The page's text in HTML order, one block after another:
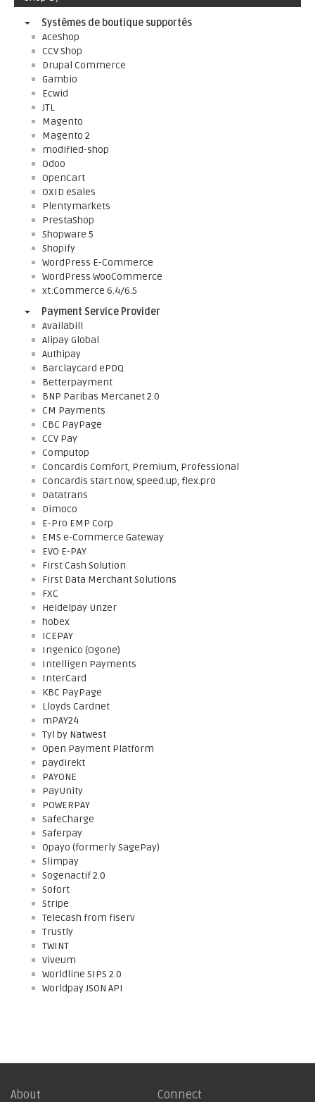
Systèmes de boutique supportés
AceShop
CCV Shop
Drupal Commerce
Gambio
Ecwid
JTL
Magento
Magento 2
modified-shop
Odoo
OpenCart
OXID eSales
Plentymarkets
PrestaShop
Shopware 5
Shopify
WordPress E-Commerce
WordPress WooCommerce
xt:Commerce 6.4/6.5
Payment Service Provider
Availabill
Alipay Global
Authipay
Barclaycard ePDQ
Betterpayment
BNP Paribas Mercanet 2.0
CM Payments
CBC PayPage
CCV Pay
Computop
Concardis Comfort, Premium, Professional
Concardis start.now, speed.up, flex.pro
Datatrans
Dimoco
E-Pro EMP Corp
EMS e-Commerce Gateway
EVO E-PAY
First Cash Solution
First Data Merchant Solutions
FXC
Heidelpay Unzer
hobex
ICEPAY
Ingenico (Ogone)
Intelligen Payments
InterCard
KBC PayPage
Lloyds Cardnet
mPAY24
Tyl by Natwest
Open Payment Platform
paydirekt
PAYONE
PayUnity
POWERPAY
SafeCharge
Saferpay
Opayo (formerly SagePay)
Slimpay
Sogenactif 2.0
Sofort
Stripe
Telecash from fiserv
Trustly
TWINT
Viveum
Worldline SIPS 2.0
Worldpay JSON API
About Connect